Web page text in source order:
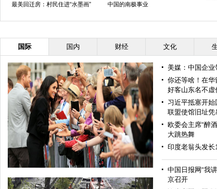
最美回迁房：村民住进“水墨画” 中国的南极事业
国际 国内 财经 文化
美媒：中国企
你还等啥！在
好客山东名不虚
习近平抵塞开
联盟使馆旧址凭
欧委会主席“醉
大跳热舞
印度老翁头发
中国日报网“我
京召开